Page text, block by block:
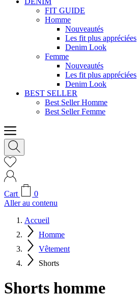
FIT GUIDE
Homme
Nouveautés
Les fit plus appréciées
Denim Look
Femme
Nouveautés
Les fit plus appréciées
Denim Look
BEST SELLER
Best Seller Homme
Best Seller Femme
Cart
0
Aller au contenu
Accueil
Homme
Vêtement
Shorts
Shorts homme